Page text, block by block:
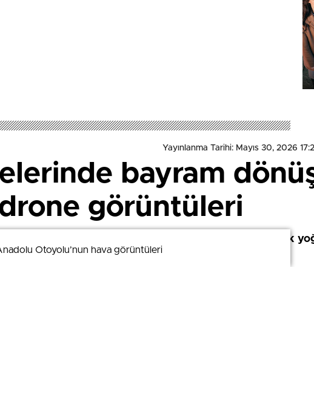
Otoyolu’nun hava görüntüleri
Yayınlanma Tarihi: Mayıs 30, 2026
bayram
görüntüleri
Bayramı'nın son gününde Çamlıca gişelerinde trafik
Otoyolu’nun hava görüntüleri